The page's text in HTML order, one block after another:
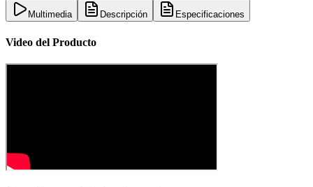
Multimedia Descripción Especificaciones
Video del Producto